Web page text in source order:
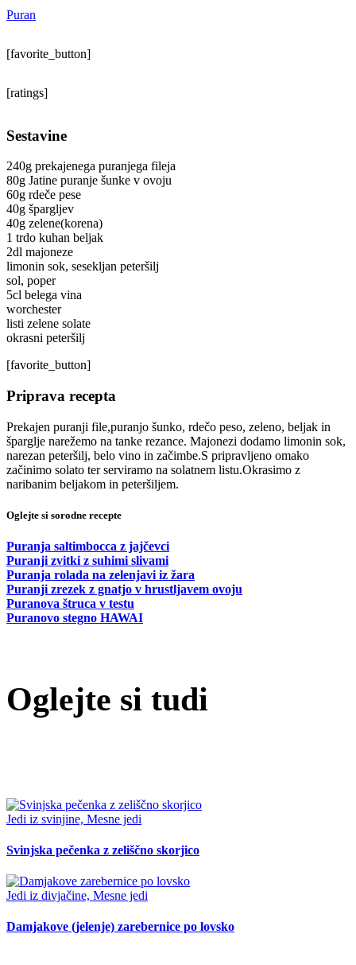
Puran
[favorite_button]
[ratings]
Sestavine
240g prekajenega puranjega fileja
80g Jatine puranje šunke v ovoju
60g rdeče pese
40g špargljev
40g zelene(korena)
1 trdo kuhan beljak
2dl majoneze
limonin sok, sesekljan peteršilj
sol, poper
5cl belega vina
worchester
listi zelene solate
okrasni peteršilj
[favorite_button]
Priprava recepta
Prekajen puranji file,puranjo šunko, rdečo peso, zeleno, beljak in
šparglje narežemo na tanke rezance. Majonezi dodamo limonin sok,
narezan peteršilj, belo vino in začimbe.S pripravljeno omako
začinimo solato ter serviramo na solatnem listu.Okrasimo z
naribanim beljakom in peteršiljem.
Oglejte si sorodne recepte
Puranja saltimbocca z jajčevci
Puranji zvitki z suhimi slivami
Puranja rolada na zelenjavi iz žara
Puranji zrezek z gnatjo v hrustljavem ovoju
Puranova štruca v testu
Puranovo stegno HAWAI
Oglejte si tudi
Jedi iz svinjine, Mesne jedi
Svinjska pečenka z zeliščno skorjico
Jedi iz divjačine, Mesne jedi
Damjakove (jelenje) zarebernice po lovsko